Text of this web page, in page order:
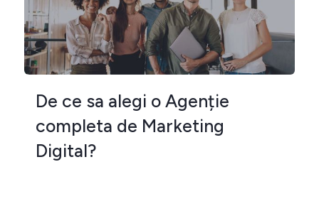
De ce sa alegi o Agenție
completa de Marketing
Digital?